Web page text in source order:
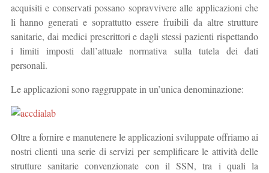
acquisiti e conservati possano sopravvivere alle applicazioni che
li hanno generati e soprattutto essere fruibili da altre strutture
sanitarie, dai medici prescrittori e dagli stessi pazienti rispettando
i limiti imposti dall’attuale normativa sulla tutela dei dati
personali.
Le applicazioni sono raggruppate in un’unica denominazione:
Oltre a fornire e manutenere le applicazioni sviluppate offriamo ai
nostri clienti una serie di servizi per semplificare le attività delle
strutture sanitarie convenzionate con il SSN, tra i quali la